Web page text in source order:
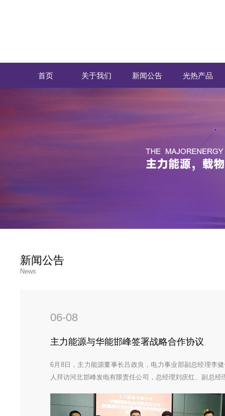
首页 关于我们 新闻公告 光热产品
新闻公告
News
06-08
主力能源与华能邯峰签署战略合作协议
6月8日，主力能源董事长吕政良，电力事业部副总经理李
人拜访河北邯峰发电有限责任公司，总经理刘庆红、副总经
中式光伏项目签署战略合作框架协议。